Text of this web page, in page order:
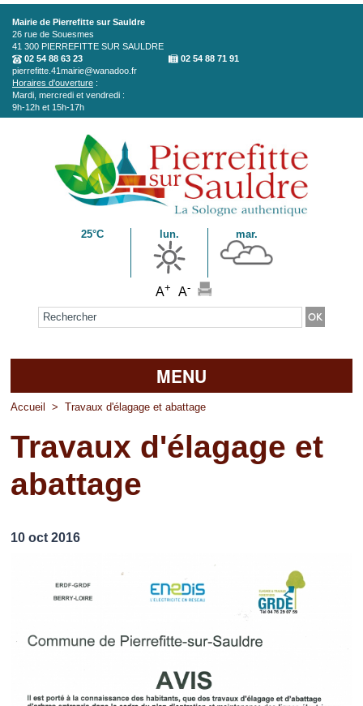
Aller au contenu principal
Mairie de Pierrefitte sur Sauldre
26 rue de Souesmes
41 300 PIERREFITTE SUR SAULDRE
02 54 88 63 23
02 54 88 71 91
pierrefitte.41mairie@wanadoo.fr
Horaires d'ouverture :
Mardi, mercredi et vendredi :
9h-12h et 15h-17h
25°C lun. mar.
A+ A-
Formulaire de recherche
MENU
Accueil
La mairie
Découvrir Pierrefitte
Loisirs
Accueil > Travaux d'élagage et abattage
Travaux d'élagage et
abattage
10 oct 2016